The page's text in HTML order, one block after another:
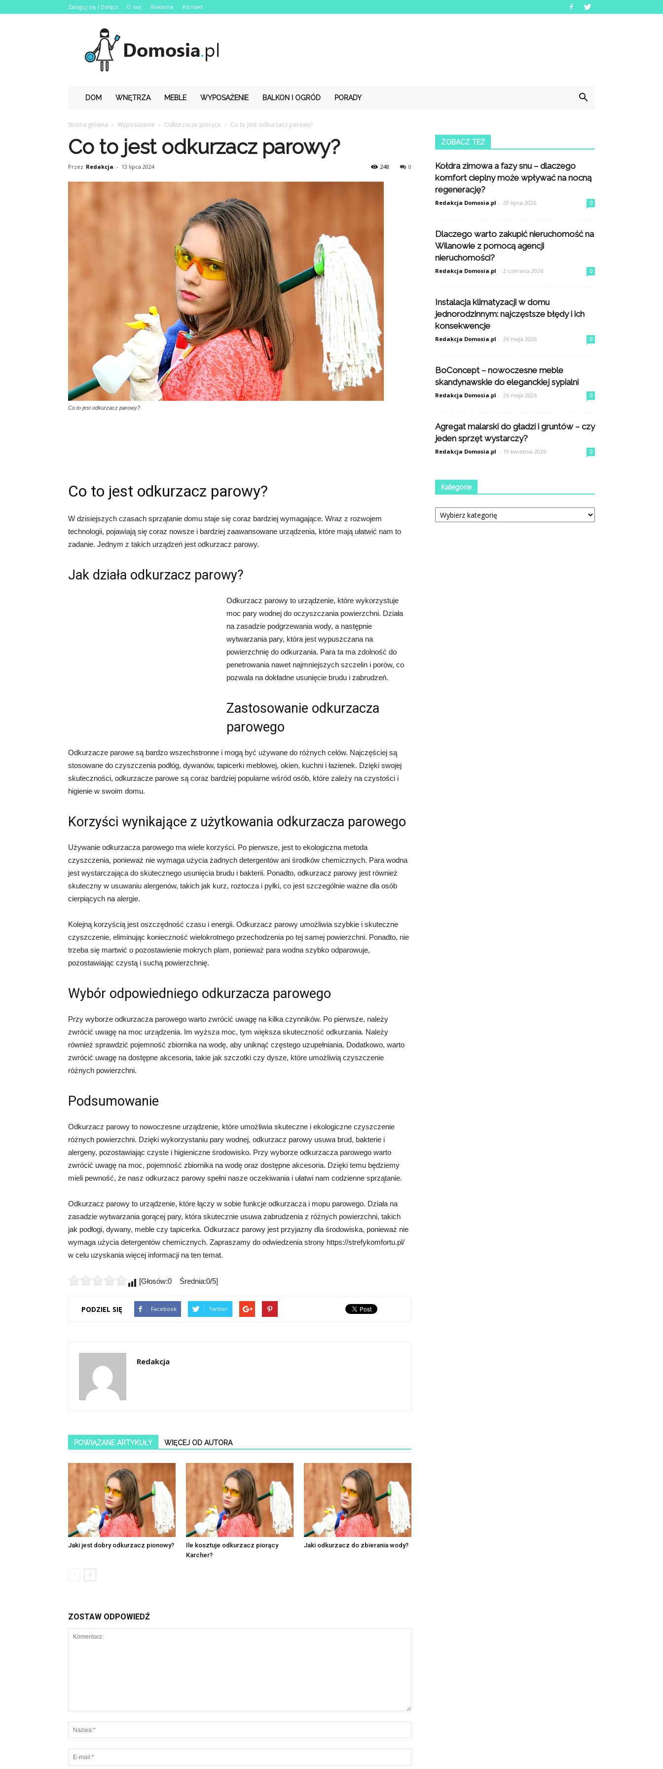
Zaloguj się / Dołącz O nas Reklama Kontakt
Domosia.pl
DOM WNĘTRZA MEBLE WYPOSAŻENIE BALKON I OGRÓD PORADY
Strona główna Wyposażenie Odkurzacze piorące Co to jest odkurzacz parowy?
Co to jest odkurzacz parowy?
Przez Redakcja - 13 lipca 2024 0
248
Co to jest odkurzacz parowy?
Co to jest odkurzacz parowy?
W dzisiejszych czasach sprzątanie domu staje się coraz bardziej wymagające. Wraz z rozwojem
technologii, pojawiają się coraz nowsze i bardziej zaawansowane urządzenia, które mają ułatwić nam to
zadanie. Jednym z takich urządzeń jest odkurzacz parowy.
Jak działa odkurzacz parowy?
Odkurzacz parowy to urządzenie, które wykorzystuje
moc pary wodnej do oczyszczania powierzchni. Działa
na zasadzie podgrzewania wody, a następnie
wytwarzania pary, która jest wypuszczana na
powierzchnię do odkurzania. Para ta ma zdolność do
penetrowania nawet najmniejszych szczelin i porów, co
pozwala na dokładne usunięcie brudu i zabrudzeń.
Zastosowanie odkurzacza
parowego
Odkurzacze parowe są bardzo wszechstronne i mogą być używane do różnych celów. Najczęściej są
stosowane do czyszczenia podłóg, dywanów, tapicerki meblowej, okien, kuchni i łazienek. Dzięki swojej
skuteczności, odkurzacze parowe są coraz bardziej popularne wśród osób, które zależy na czystości i
higienie w swoim domu.
Korzyści wynikające z użytkowania odkurzacza parowego
Używanie odkurzacza parowego ma wiele korzyści. Po pierwsze, jest to ekologiczna metoda
czyszczenia, ponieważ nie wymaga użycia żadnych detergentów ani środków chemicznych. Para wodna
jest wystarczająca do skutecznego usunięcia brudu i bakterii. Ponadto, odkurzacz parowy jest również
skuteczny w usuwaniu alergenów, takich jak kurz, roztocza i pyłki, co jest szczególnie ważne dla osób
cierpiących na alergie.
Kolejną korzyścią jest oszczędność czasu i energii. Odkurzacz parowy umożliwia szybkie i skuteczne
czyszczenie, eliminując konieczność wielokrotnego przechodzenia po tej samej powierzchni. Ponadto, nie
trzeba się martwić o pozostawienie mokrych plam, ponieważ para wodna szybko odparowuje,
pozostawiając czystą i suchą powierzchnię.
Wybór odpowiedniego odkurzacza parowego
Przy wyborze odkurzacza parowego warto zwrócić uwagę na kilka czynników. Po pierwsze, należy
zwrócić uwagę na moc urządzenia. Im wyższa moc, tym większa skuteczność odkurzania. Należy
również sprawdzić pojemność zbiornika na wodę, aby uniknąć częstego uzupełniania. Dodatkowo, warto
zwrócić uwagę na dostępne akcesoria, takie jak szczotki czy dysze, które umożliwią czyszczenie
różnych powierzchni.
Podsumowanie
Odkurzacz parowy to nowoczesne urządzenie, które umożliwia skuteczne i ekologiczne czyszczenie
różnych powierzchni. Dzięki wykorzystaniu pary wodnej, odkurzacz parowy usuwa brud, bakterie i
alergeny, pozostawiając czyste i higieniczne środowisko. Przy wyborze odkurzacza parowego warto
zwrócić uwagę na moc, pojemność zbiornika na wodę oraz dostępne akcesoria. Dzięki temu będziemy
mieli pewność, że nasz odkurzacz parowy spełni nasze oczekiwania i ułatwi nam codzienne sprzątanie.
Odkurzacz parowy to urządzenie, które łączy w sobie funkcje odkurzacza i mopu parowego. Działa na
zasadzie wytwarzania gorącej pary, która skutecznie usuwa zabrudzenia z różnych powierzchni, takich
jak podłogi, dywany, meble czy tapicerka. Odkurzacz parowy jest przyjazny dla środowiska, ponieważ nie
wymaga użycia detergentów chemicznych. Zapraszamy do odwiedzenia strony https://strefykomfortu.pl/
w celu uzyskania więcej informacji na ten temat.
[Głosów:0 Średnia:0/5]
PODZIEL SIĘ Facebook Twitter
Redakcja
POWIĄZANE ARTYKUŁY WIĘCEJ OD AUTORA
Jaki jest dobry odkurzacz pionowy?
Ile kosztuje odkurzacz piorący
Karcher?
Jaki odkurzacz do zbierania wody?
ZOSTAW ODPOWIEDŹ
ZOBACZ TEŻ
Kołdra zimowa a fazy snu – dlaczego
komfort cieplny może wpływać na nocną
regenerację?
Redakcja Domosia.pl - 20 lipca 2026 0
Dlaczego warto zakupić nieruchomość na
Wilanowie z pomocą agencji
nieruchomości?
Redakcja Domosia.pl - 2 czerwca 2026 0
Instalacja klimatyzacji w domu
jednorodzinnym: najczęstsze błędy i ich
konsekwencje
Redakcja Domosia.pl - 26 maja 2026 0
BoConcept – nowoczesne meble
skandynawskie do eleganckiej sypialni
Redakcja Domosia.pl - 26 maja 2026 0
Agregat malarski do gładzi i gruntów – czy
jeden sprzęt wystarczy?
Redakcja Domosia.pl - 19 kwietnia 2026 0
Kategorie
Kategorie